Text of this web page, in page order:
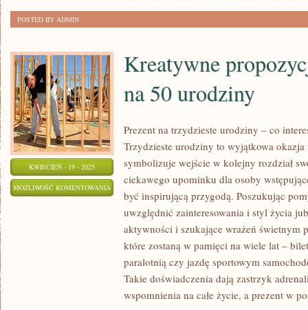
POSTED BY ADMIN
KWIECIEŃ - 19 - 2025
MOŻLIWOŚĆ KOMENTOWANIA
PROPOZYCJE
PODARUNKI
Kreatywne
na 50 urodziny
Prezent na trzydzieste urodziny – co
Trzydzieste urodziny to wyjątkowa okazja
symbolizuje wejście w kolejny rozdział
ciekawego upominku dla osoby
być inspirującą przygodą. Poszukując
uwzględnić zainteresowania i styl życia
aktywności i szukające wrażeń świetnym
które zostaną w pamięci na wiele lat –
paralotnią czy jazdę sportowym
Takie doświadczenia dają zastrzyk
wspomnienia na całe życie, a prezent w